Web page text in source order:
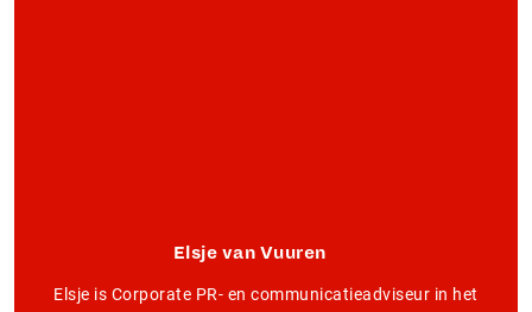
Elsje van Vuuren
Elsje is Corporate PR- en communicatieadviseur in het